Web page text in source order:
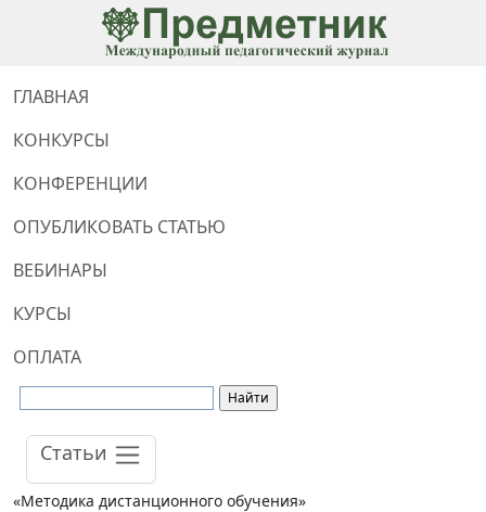
ГЛАВНАЯ
КОНКУРСЫ
КОНФЕРЕНЦИИ
ОПУБЛИКОВАТЬ СТАТЬЮ
ВЕБИНАРЫ
КУРСЫ
ОПЛАТА
Статьи
«Методика дистанционного обучения»